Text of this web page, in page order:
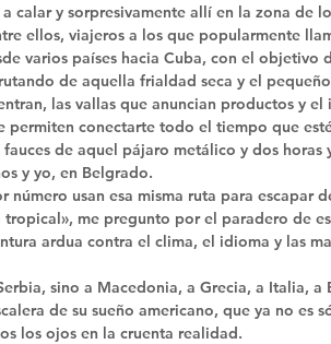
calar y sorpresivamente allí en la zona de
ellos, viajeros a los que popularmente
varios países hacia Cuba, con el objetivo
de aquella frialdad seca y el
las vallas que anuncian productos y
permiten conectarte todo el tiempo que
de aquel pájaro metálico y dos horas
y yo, en Belgrado.
usan esa misma ruta para escapar
me pregunto por el paradero de
ardua contra el clima, el idioma y las
sino a Macedonia, a Grecia, a Italia, a
de su sueño americano, que ya no es
los ojos en la cruenta realidad.